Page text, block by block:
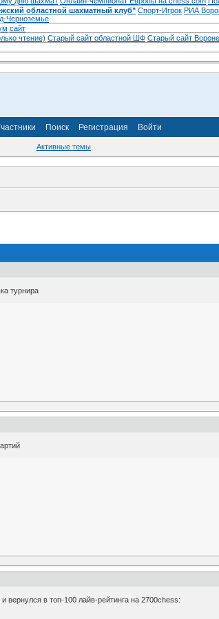
областной шахматный клуб" Спорт-Игрок РИА
Черноземье
сайт
чтение) Старый сайт областной ШФ Старый сайт
Поиск Регистрация Войти
Активные темы
турнира
вернулся в топ-100 лайв-рейтинга на 2700chess: